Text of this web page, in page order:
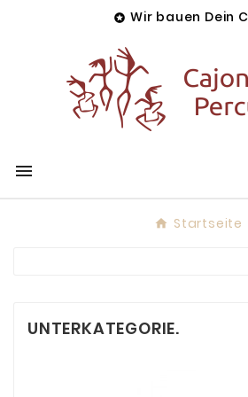
 Wir bauen Dein

Startseite
UNTERKATEGORIE.